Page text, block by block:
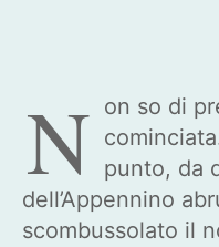
N on so di
punto, da
dell’Appennino
scombussolato il